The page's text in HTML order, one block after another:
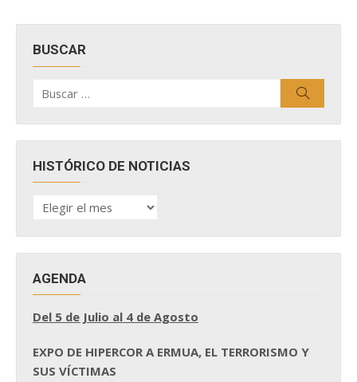
BUSCAR
por:
HISTÓRICO DE NOTICIAS
HISTÓRICO
DE
AGENDA
Del 5 de Julio al 4 de Agosto
EXPO DE HIPERCOR A ERMUA, EL TERRORISMO Y
SUS VÍCTIMAS